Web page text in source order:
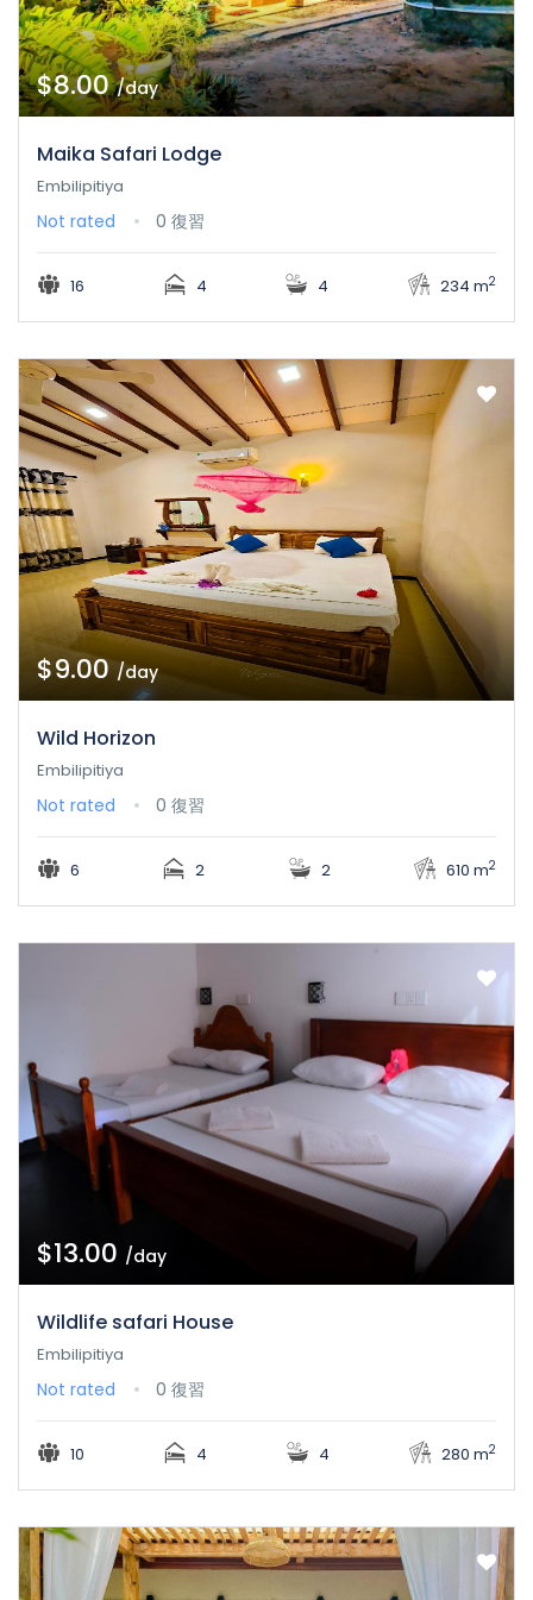
$8.00/day
Maika Safari Lodge
Embilipitiya
Not rated 0 復習
16 4 4 234 m2
$9.00/day
Wild Horizon
Embilipitiya
Not rated 0 復習
6 2 2 610 m2
$13.00 /day
Wildlife safari House
Embilipitiya
Not rated 0 復習
10 4 4 280 m2